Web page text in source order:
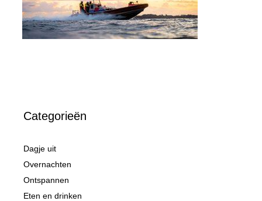
Categorieën
Dagje uit
Overnachten
Ontspannen
Eten en drinken